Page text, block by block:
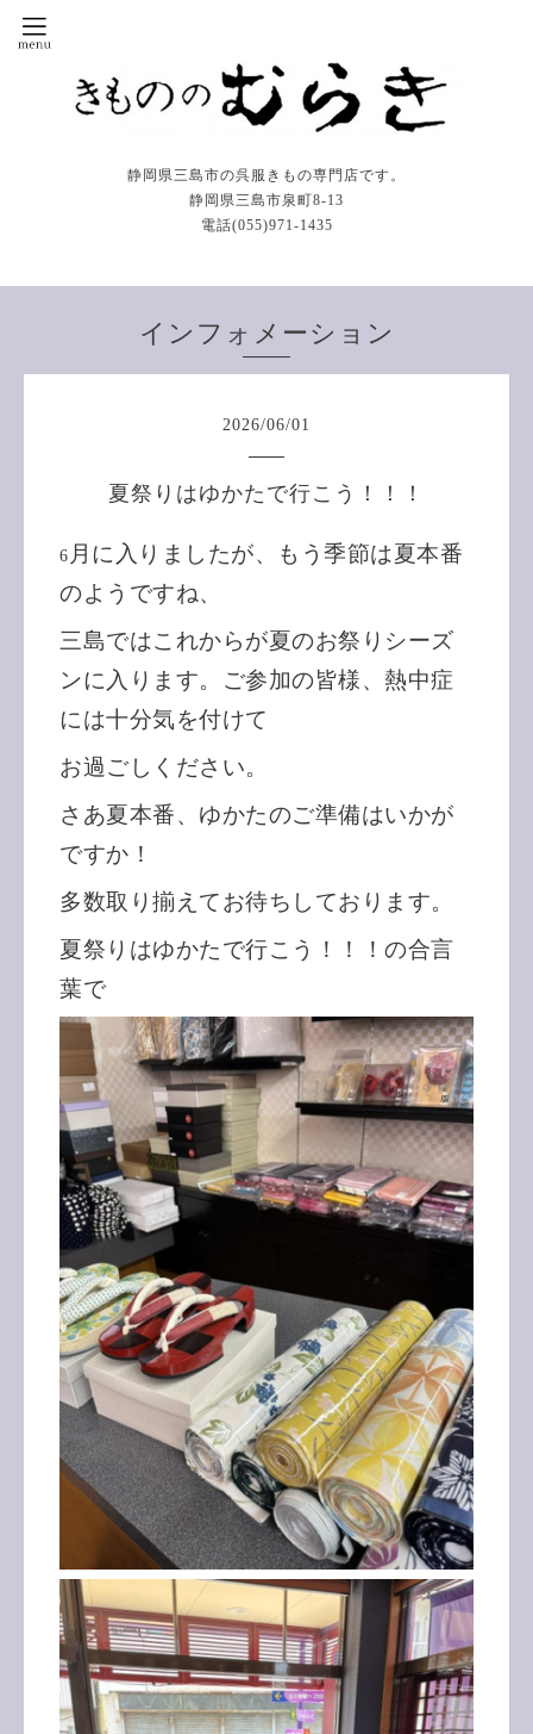
静岡県三島市の呉服きもの専門店です。
静岡県三島市泉町8-13
電話(055)971-1435
インフォメーション
2026/06/01
夏祭りはゆかたで行こう！！！
6 月に入りましたが、もう季節は夏本番
のようですね、
三島ではこれからが夏のお祭りシーズ
ンに入ります。ご参加の皆様、熱中症
には十分気を付けて
お過ごしください。
さあ夏本番、ゆかたのご準備はいかが
ですか！
多数取り揃えてお待ちしております。
夏祭りはゆかたで行こう！！！の合言
葉で